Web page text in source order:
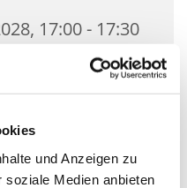
und Anzeigen zu
soziale Medien anbieten
17:00 - 17:30
7, 15806